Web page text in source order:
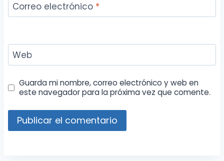
Correo electrónico *
Web
Guarda mi nombre, correo electrónico y web en
este navegador para la próxima vez que comente.